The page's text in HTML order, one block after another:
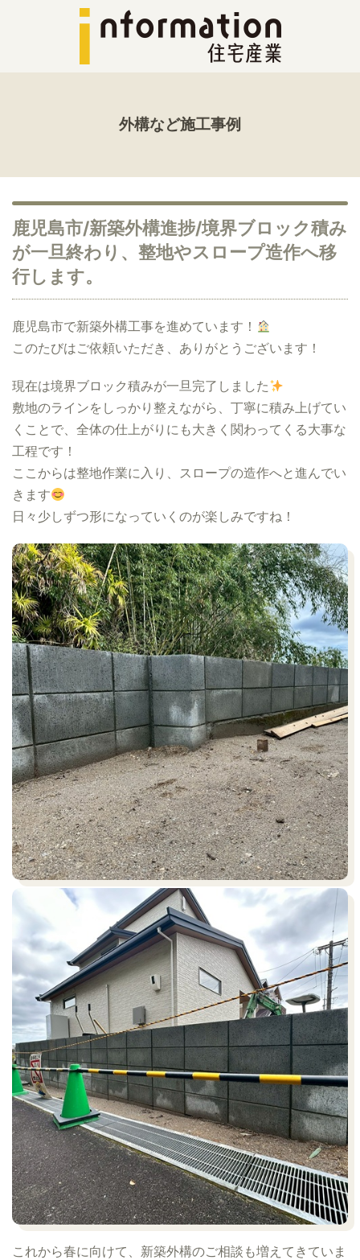
外構など施工事例
鹿児島市/新築外構進捗/境界ブロック積み
が一旦終わり、整地やスロープ造作へ移
行します。
鹿児島市で新築外構工事を進めています！
このたびはご依頼いただき、ありがとうございます！
現在は境界ブロック積みが一旦完了しました
敷地のラインをしっかり整えながら、丁寧に積み上げてい
くことで、全体の仕上がりにも大きく関わってくる大事な
工程です！
ここからは整地作業に入り、スロープの造作へと進んでい
きます
日々少しずつ形になっていくのが楽しみですね！
これから春に向けて、新築外構のご相談も増えてきていま